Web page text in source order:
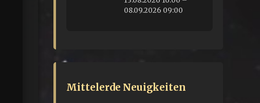
08.09.2026 09:00
Mittelerde Neuigkeiten